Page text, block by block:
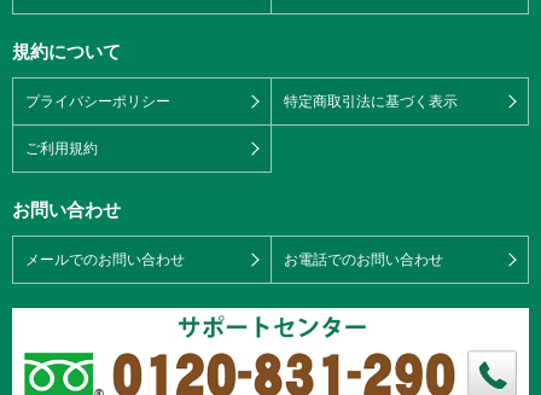
規約について
プライバシーポリシー 特定商取引法に基づく表示
ご利用規約
お問い合わせ
メールでのお問い合わせ お電話でのお問い合わせ